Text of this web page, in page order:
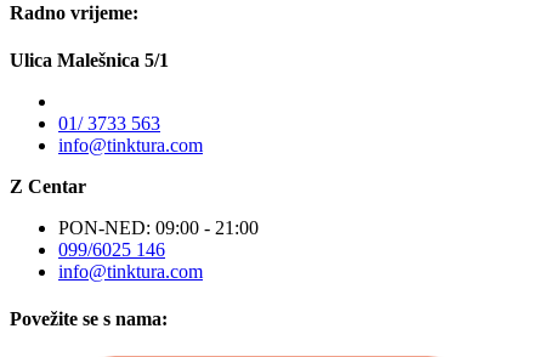
Radno vrijeme:
Ulica Malešnica 5/1
01/ 3733 563
info@tinktura.com
Z Centar
PON-NED: 09:00 - 21:00
099/6025 146
info@tinktura.com
Povežite se s nama: